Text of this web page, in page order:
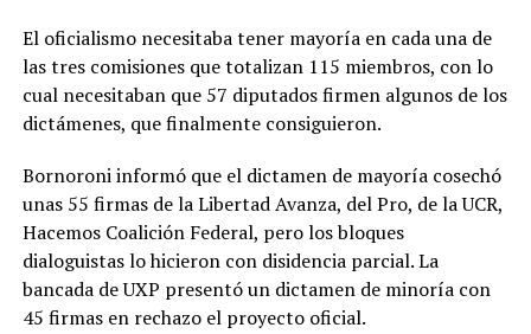
El oficialismo necesitaba tener mayoría en cada una de
las tres comisiones que totalizan 115 miembros, con lo
cual necesitaban que 57 diputados firmen algunos de los
dictámenes, que finalmente consiguieron.
Bornoroni informó que el dictamen de mayoría cosechó
unas 55 firmas de la Libertad Avanza, del Pro, de la UCR,
Hacemos Coalición Federal, pero los bloques
dialoguistas lo hicieron con disidencia parcial. La
bancada de UXP presentó un dictamen de minoría con
45 firmas en rechazo el proyecto oficial.